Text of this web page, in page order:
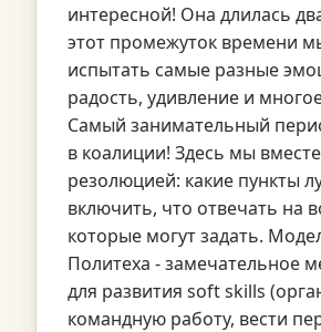
интересной! Она длилась
этот промежуток времени
испытать самые разные
радость, удивление и
Самый занимательный
в коалиции! Здесь мы
резолюцией: какие пункты
включить, что отвечать на
которые могут задать.
Политеха - замечательное
для развития soft skills
командную работу, вести